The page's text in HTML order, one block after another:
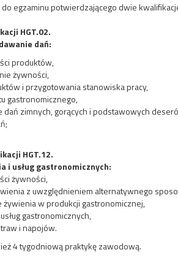
egzaminu potwierdzającego dwie
HGT.02.
dań:
produktów,
żywności,
i przygotowania stanowiska pracy,
gastronomicznego,
zimnych, gorących i podstawowych
HGT.12.
i usług gastronomicznych:
żywności,
z uwzględnieniem alternatywnego
żywienia w produkcji gastronomicznej,
gastronomicznych,
i napojów.
4 tygodniową praktykę zawodową.